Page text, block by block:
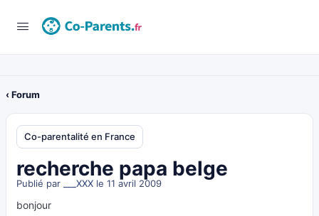
‹ Forum
Co-parentalité en France
recherche papa belge
Publié par ___XXX le 11 avril 2009
bonjour